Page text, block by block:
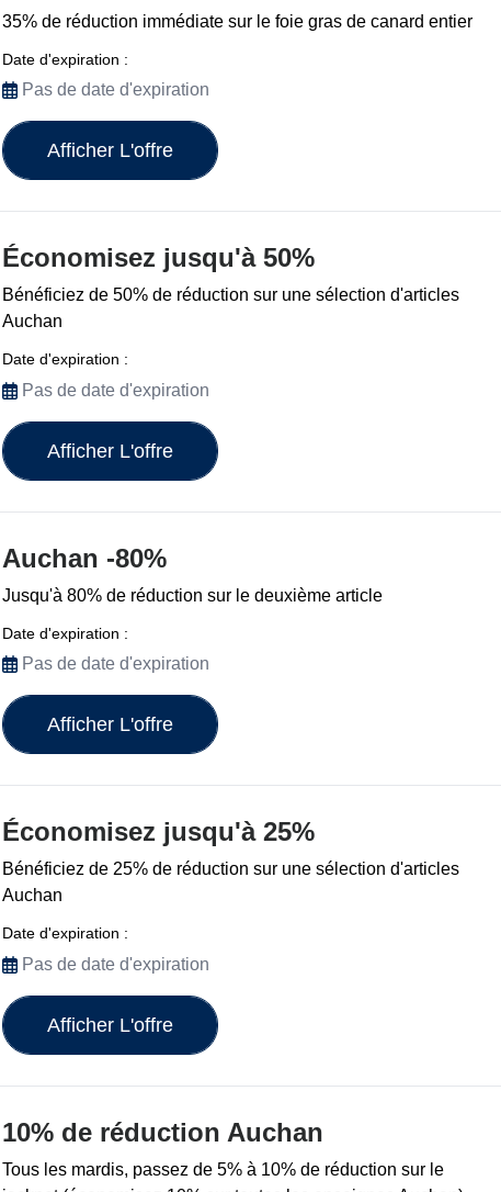
35% de réduction immédiate sur le foie gras de canard entier
Date d'expiration :
Pas de date d'expiration
Afficher L'offre
Économisez jusqu'à 50%
Bénéficiez de 50% de réduction sur une sélection d'articles
Auchan
Date d'expiration :
Pas de date d'expiration
Afficher L'offre
Auchan -80%
Jusqu'à 80% de réduction sur le deuxième article
Date d'expiration :
Pas de date d'expiration
Afficher L'offre
Économisez jusqu'à 25%
Bénéficiez de 25% de réduction sur une sélection d'articles
Auchan
Date d'expiration :
Pas de date d'expiration
Afficher L'offre
10% de réduction Auchan
Tous les mardis, passez de 5% à 10% de réduction sur le